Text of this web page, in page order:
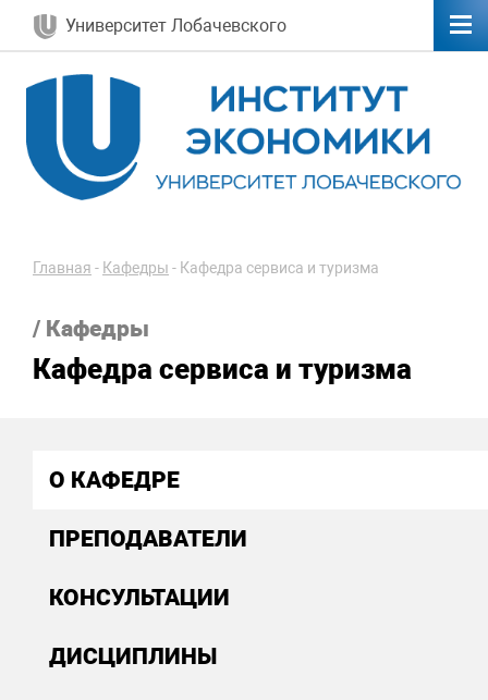
Университет Лобачевского
Главная - Кафедры - Кафедра сервиса и туризма
/ Кафедры
Кафедра сервиса и туризма
О КАФЕДРЕ
ПРЕПОДАВАТЕЛИ
КОНСУЛЬТАЦИИ
ДИСЦИПЛИНЫ